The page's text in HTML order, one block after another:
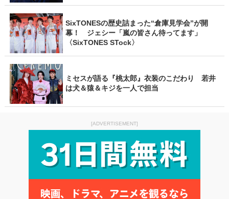
SixTONESの歴史詰まった“倉庫見学会”が開
幕！ ジェシー「嵐の皆さん待ってます」
〈SixTONES STock〉
ミセスが語る『桃太郎』衣装のこだわり 若井
は犬＆猿＆キジを一人で担当
[ADVERTISEMENT]